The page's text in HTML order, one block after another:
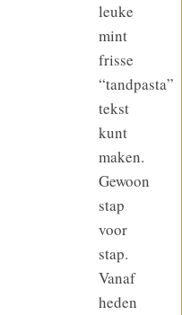
leuke
mint
frisse
“tandpasta”
tekst
kunt
maken.
Gewoon
stap
voor
stap.
Vanaf
heden